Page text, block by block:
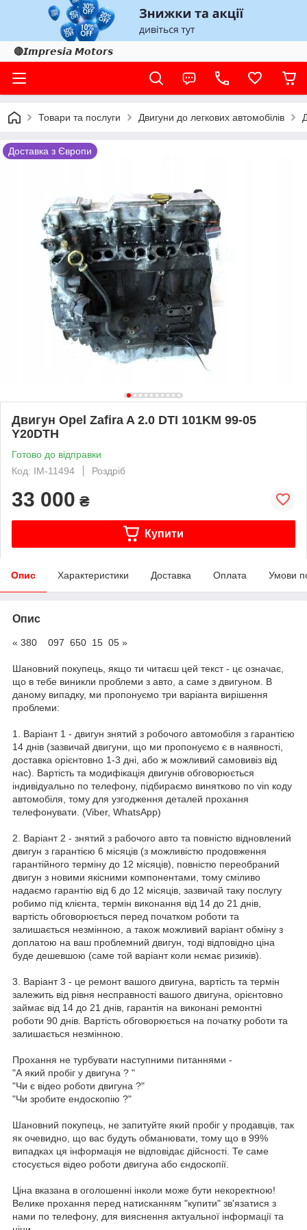
🔴𝙄𝙢𝙥𝙧𝙚𝙨𝙞𝙖 𝙈𝙤𝙩𝙤𝙧𝙨
Товари та послуги Двигуни до легкових автомобілів
Доставка з Європи
Двигун Opel Zafira A 2.0 DTI 101KM 99-05
Y20DTH
Готово до відправки
Код: IM-11494
Роздріб
33 000 ₴
Купити
Опис Характеристики Доставка Оплата Умови
Опис
« 380 097 650 15 05 »
Шановний покупець, якщо ти читаєш цей текст - цє означає,
що в тебе виникли проблеми з авто, а саме з двигуном. В
даному випадку, ми пропонуємо три варіанта вирішення
проблеми:
1. Варіант 1 - двигун знятий з робочого автомобіля з гарантією
14 днів (зазвичай двигуни, що ми пропонуємо є в наявності,
доставка орієнтовно 1-3 дні, або ж можливий самовивіз від
нас). Вартість та модифікація двигунів обговорюється
індивідуально по телефону, підбираємо винятково по vin коду
автомобіля, тому для узгодження деталей прохання
телефонувати. (Viber, WhatsApp)
2. Варіант 2 - знятий з рабочого авто та повністю відновлений
двигун з гарантією 6 місяців (з можливістю продовження
гарантійного терміну до 12 місяців), повністю переобраний
двигун з новими якісними компонентами, тому сміливо
надаємо гарантію від 6 до 12 місяців, зазвичай таку послугу
робимо під клієнта, термін виконання від 14 до 21 днів,
вартість обговорюється перед початком роботи та
залишається незмінною, а також можливий варіант обміну з
доплатою на ваш проблемний двигун, тоді відповідно ціна
буде дешевшою (саме той варіант коли нємає ризиків).
3. Варіант 3 - це ремонт вашого двигуна, вартість та термін
залежить від рівня несправності вашого двигуна, орієнтовно
займає від 14 до 21 днів, гарантія на виконані ремонтні
роботи 90 днів. Вартість обговорюється на початку роботи та
залишається незмінною.
Прохання не турбувати наступними питаннями -
"А який пробіг у двигуна ? "
"Чи є відео роботи двигуна ?"
"Чи зробите ендоскопію ?"
Шановний покупець, не запитуйте який пробіг у продавців, так
як очевидно, що вас будуть обманювати, тому що в 99%
випадках ця інформація не відповідає дійсності. Те саме
стосується відео роботи двигуна або єндоскопії.
Ціна вказана в оголошенні інколи може бути некоректною!
Велике прохання перед натисканням "купити" зв'язатися з
нами по телефону, для вияснення актуальної інформації та